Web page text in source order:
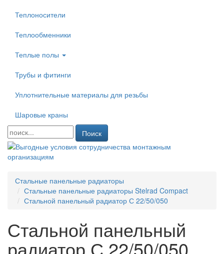
Теплоносители
Теплообменники
Теплые полы
Трубы и фитинги
Уплотнительные материалы для резьбы
Шаровые краны
Поиск
Стальные панельные радиаторы
Стальные панельные радиаторы Stelrad Compact
Стальной панельный радиатор С 22/50/050
Стальной панельный
радиатор С 22/50/050